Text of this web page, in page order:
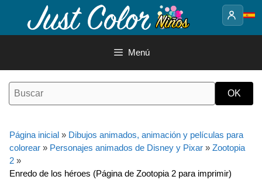
contenido
Menú
Página inicial » Dibujos animados, animación y películas para
colorear » Personajes animados de Disney y Pixar » Zootopia
2 »
Enredo de los héroes (Página de Zootopia 2 para imprimir)